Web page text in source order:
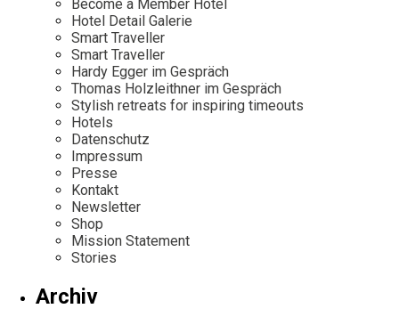
Become a Member Hotel
Hotel Detail Galerie
Smart Traveller
Smart Traveller
Hardy Egger im Gespräch
Thomas Holzleithner im Gespräch
Stylish retreats for inspiring timeouts
Hotels
Datenschutz
Impressum
Presse
Kontakt
Newsletter
Shop
Mission Statement
Stories
Archiv